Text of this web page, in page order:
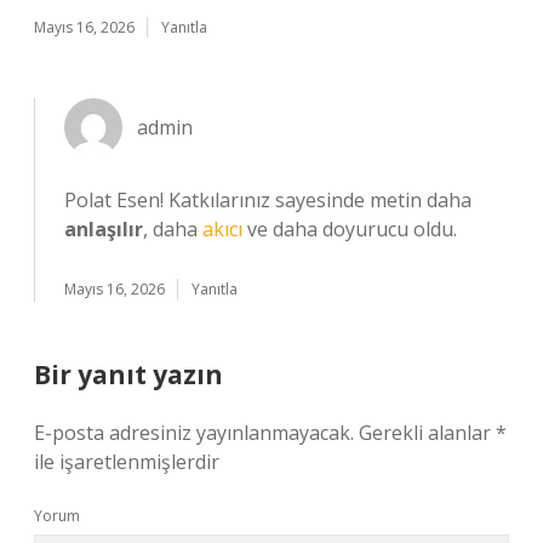
Mayıs 16, 2026 Yanıtla
admin
Polat Esen! Katkılarınız sayesinde metin daha
anlaşılır, daha akıcı ve daha doyurucu oldu.
Mayıs 16, 2026 Yanıtla
Bir yanıt yazın
E-posta adresiniz yayınlanmayacak. Gerekli alanlar*
ile işaretlenmişlerdir
Yorum